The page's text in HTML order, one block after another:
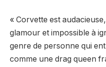
« Corvette est
glamour et impossible à
genre de personne qui
comme une drag queen